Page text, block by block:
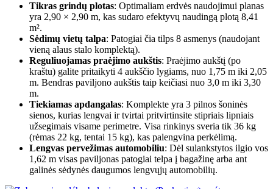
Tikras grindų plotas: Optimaliam erdvės naudojimui planas
yra 2,90 × 2,90 m, kas sudaro efektyvų naudingą plotą 8,41
m².
Sėdimų vietų talpa: Patogiai čia tilps 8 asmenys (naudojant
vieną alaus stalo komplektą).
Reguliuojamas praėjimo aukštis: Praėjimo aukštį (po
kraštu) galite pritaikyti 4 aukščio lygiams, nuo 1,75 m iki 2,05
m. Bendras paviljono aukštis taip keičiasi nuo 3,0 m iki 3,30
m.
Tiekiamas apdangalas: Komplekte yra 3 pilnos šoninės
sienos, kurias lengvai ir tvirtai pritvirtinsite stipriais lipniais
užsegimais visame perimetre. Visa rinkinys sveria tik 36 kg
(rėmas 22 kg, tentai 15 kg), kas palengvina perkėlimą.
Lengvas pervežimas automobiliu: Dėl sulankstytos ilgio vos
1,62 m visas paviljonas patogiai telpa į bagažinę arba ant
galinės sėdynės daugumos lengvųjų automobilių.